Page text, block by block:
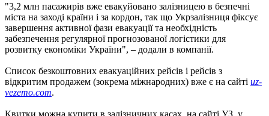
"3,2 млн пасажирів вже евакуйовано залізницею в безпечні
міста на заході країни і за кордон, так що Укрзалізниця фіксує
завершення активної фази евакуації та необхідність
забезпечення регулярної прогнозованої логістики для
розвитку економіки України", – додали в компанії.
Список безкоштовних евакуаційних рейсів і рейсів з
відкритим продажем (зокрема міжнародних) вже є на сайті uz-
vezemo.com.
Квитки можна купити в залізничних касах, на сайті УЗ, у